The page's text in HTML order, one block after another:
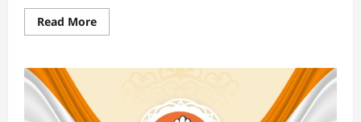
Read MoreRead
more
वर्ल्ड
के